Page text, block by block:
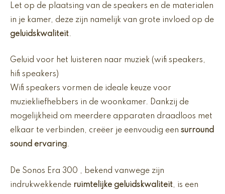
Let op de plaatsing van de speakers en de materialen
in je kamer, deze zijn namelijk van grote invloed op de
geluidskwaliteit.
Geluid voor het luisteren naar muziek (wifi speakers,
hifi speakers)
Wifi speakers vormen de ideale keuze voor
muziekliefhebbers in de woonkamer. Dankzij de
mogelijkheid om meerdere apparaten draadloos met
elkaar te verbinden, creëer je eenvoudig een surround
sound ervaring.
De Sonos Era 300 , bekend vanwege zijn
indrukwekkende ruimtelijke geluidskwaliteit, is een